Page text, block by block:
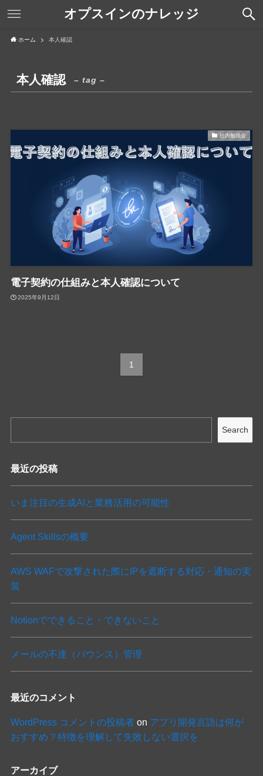
オプスインのナレッジ
ホーム 本人確認
本人確認 – tag –
社内勉強会
電子契約の仕組みと本人確認について
2025年9月12日
1
Search
最近の投稿
いま注目の生成AIと業務活用の可能性
Agent Skillsの概要
AWS WAFで攻撃された際にIPを遮断する対応・通知の実
装
Notionでできること・できないこと
メールの不達（バウンス）管理
最近のコメント
WordPress コメントの投稿者on アプリ開発言語は何が
おすすめ？特徴を理解して失敗しない選択を
アーカイブ